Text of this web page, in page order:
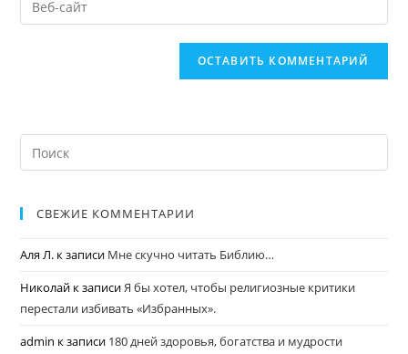
СВЕЖИЕ КОММЕНТАРИИ
Аля Л. к записи Мне скучно читать Библию…
Николай к записиЯ бы хотел, чтобы религиозные критики
перестали избивать «Избранных».
admin к записи 180 дней здоровья, богатства и мудрости